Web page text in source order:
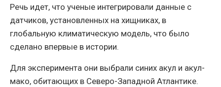
Речь идет, что ученые интегрировали данные с
датчиков, установленных на хищниках, в
глобальную климатическую модель, что было
сделано впервые в истории.
Для эксперимента они выбрали синих акул и акул-
мако, обитающих в Северо-Западной Атлантике.